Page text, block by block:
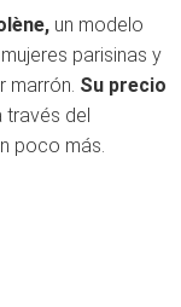
un modelo
parisinas y
marrón. Su precio
través del
poco más.